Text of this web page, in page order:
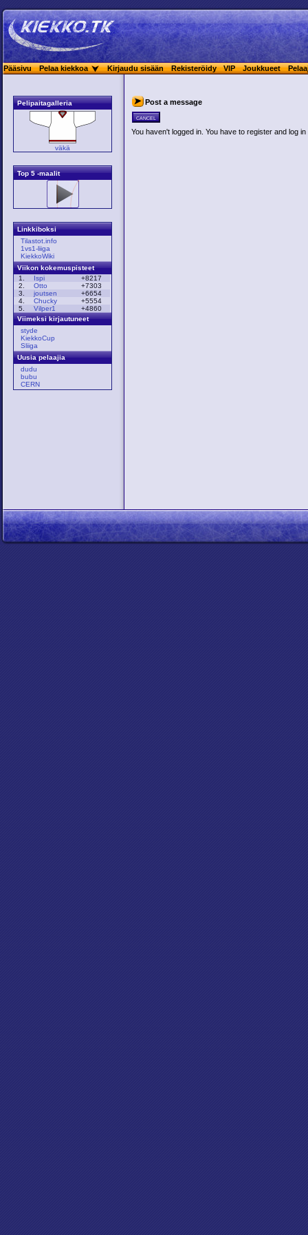
Pääsivu Pelaa kiekkoa Kirjaudu sisään Rekisteröidy VIP Joukkueet
Pelipaitagalleria
väkä
Top 5 -maalit
Linkkiboksi
Tilastot.info
1vs1-liiga
KiekkoWiki
Viikon kokemuspisteet
1.
Ispi
+8217
2.
Otto
+7303
3.
joutsen
+6654
4.
Chucky
+5554
5.
Vilper1
+4860
Viimeksi kirjautuneet
styde
KiekkoCup
Sliiga
Uusia pelaajia
dudu
bubu
CERN
Post a message
cancel
You haven't logged in. You have to register and log